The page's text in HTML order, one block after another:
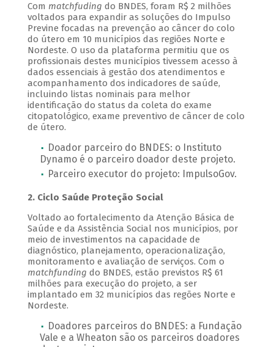
Com matchfuding do BNDES, foram R$ 2 milhões
voltados para expandir as soluções do Impulso
Previne focadas na prevenção ao câncer do colo
do útero em 10 municípios das regiões Norte e
Nordeste. O uso da plataforma permitiu que os
profissionais destes municípios tivessem acesso à
dados essenciais à gestão dos atendimentos e
acompanhamento dos indicadores de saúde,
incluindo listas nominais para melhor
identificação do status da coleta do exame
citopatológico, exame preventivo de câncer de colo
de útero.
Doador parceiro do BNDES: o Instituto
Dynamo é o parceiro doador deste projeto.
Parceiro executor do projeto: ImpulsoGov.
2. Ciclo Saúde Proteção Social
Voltado ao fortalecimento da Atenção Básica de
Saúde e da Assistência Social nos municípios, por
meio de investimentos na capacidade de
diagnóstico, planejamento, operacionalização,
monitoramento e avaliação de serviços. Com o
matchfunding do BNDES, estão previstos R$ 61
milhões para execução do projeto, a ser
implantado em 32 municípios das regões Norte e
Nordeste.
Doadores parceiros do BNDES: a Fundação
Vale e a Wheaton são os parceiros doadores